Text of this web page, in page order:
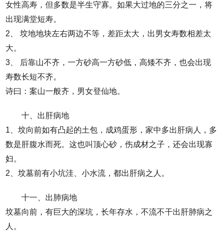
女性高寿，但多数是半生守寡。如果大过地的三分之一，将
出现满堂短寿。
2、 坟地地块左右两边不等，差距太大，出男女寿数相差太
大。
3、 后靠山不齐，一方砂高一方砂低，高矮不齐，也会出现
寿数长短不齐。
诗曰：案山一般齐，男女登仙地。
十、出肝病地
1、坟向前如有凸起的土包，成鸡蛋形，家中多出肝病人，多
数是肝腹水而死。这也叫顶心砂，伤成材之子，还会出现寡
妇。
2、坟墓前有小坑洼、小水流，都出肝病之人。
十一、出肺病地
坟墓向前，有巨大的深坑，长年存水，不流不干出肝肺病之
人。